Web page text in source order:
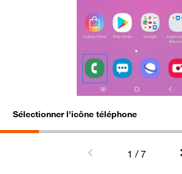
Sélectionner l'icône téléphone
1 / 7